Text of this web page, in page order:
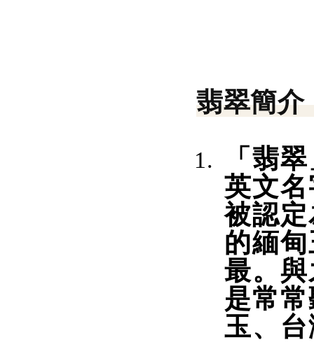
翡翠簡介
「翡
英文
被認
的緬
最。
是常
玉、